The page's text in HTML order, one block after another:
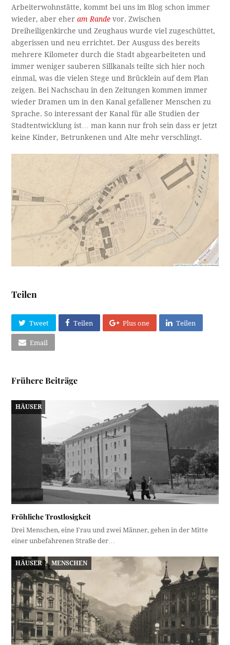
Arbeiterwohnstätte, kommt bei uns im Blog schon immer
wieder, aber eheram Rande vor. Zwischen
Dreiheiligenkirche und Zeughaus wurde viel zugeschüttet,
abgerissen und neu errichtet. Der Ausguss des bereits
mehrere Kilometer durch die Stadt abgearbeiteten und
immer weniger sauberen Sillkanals teilte sich hier noch
einmal, was die vielen Stege und Brücklein auf dem Plan
zeigen. Bei Nachschau in den Zeitungen kommen immer
wieder Dramen um in den Kanal gefallener Menschen zu
Sprache. So interessant der Kanal für alle Studien der
Stadtentwicklung ist… man kann nur froh sein dass er jetzt
keine Kinder, Betrunkenen und Alte mehr verschlingt.
Teilen
Tweet Teilen Plus one Teilen
Email
Frühere Beiträge
HÄUSER
Fröhliche Trostlosigkeit
Drei Menschen, eine Frau und zwei Männer, gehen in der Mitte
einer unbefahrenen Straße der…
HÄUSER MENSCHEN